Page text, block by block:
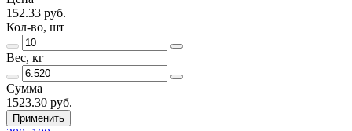
152.33 руб.
Кол-во, шт
Вес, кг
Сумма
1523.30 руб.
Применить